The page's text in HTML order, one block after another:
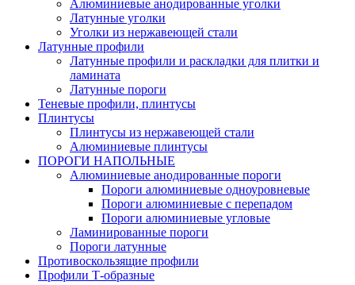
Алюминиевые анодированные уголки
Латунные уголки
Уголки из нержавеющей стали
Латунные профили
Латунные профили и раскладки для плитки и
ламината
Латунные пороги
Теневые профили, плинтусы
Плинтусы
Плинтусы из нержавеющей стали
Алюминиевые плинтусы
ПОРОГИ НАПОЛЬНЫЕ
Алюминиевые анодированные пороги
Пороги алюминиевые одноуровневые
Пороги алюминиевые с перепадом
Пороги алюминиевые угловые
Ламинированные пороги
Пороги латунные
Противоскользящие профили
Профили Т-образные